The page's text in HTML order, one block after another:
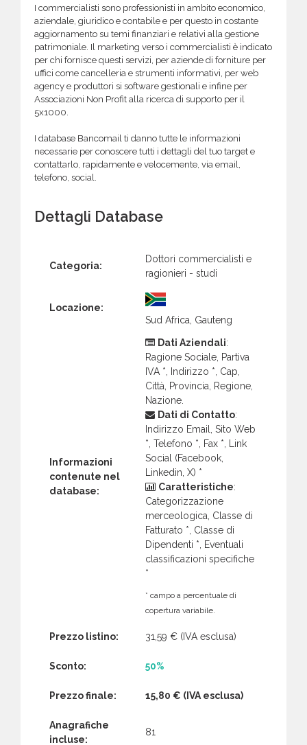
I commercialisti sono professionisti in ambito economico,
aziendale, giuridico e contabile e per questo in costante
aggiornamento su temi finanziari e relativi alla gestione
patrimoniale. Il marketing verso i commercialisti è indicato
per chi fornisce questi servizi, per aziende di forniture per
uffici come cancelleria e strumenti informativi, per web
agency e produttori si software gestionali e infine per
Associazioni Non Profit alla ricerca di supporto per il
5x1000.
I database Bancomail ti danno tutte le informazioni
necessarie per conoscere tutti i dettagli del tuo target e
contattarlo, rapidamente e velocemente, via email,
telefono, social.
Dettagli Database
Categoria:
Dottori commercialisti e
ragionieri - studi
Locazione:
Sud Africa, Gauteng
Informazioni
contenute nel
database:
Dati Aziendali:
Ragione Sociale, Partiva
IVA *, Indirizzo *, Cap,
Città, Provincia, Regione,
Nazione.
Dati di Contatto:
Indirizzo Email, Sito Web
*, Telefono *, Fax *, Link
Social (Facebook,
Linkedin, X) *
Caratteristiche:
Categorizzazione
merceologica, Classe di
Fatturato *, Classe di
Dipendenti *, Eventuali
classificazioni specifiche
*
* campo a percentuale di
copertura variabile.
Prezzo listino: 31,59 € (IVA esclusa)
Sconto: 50%
Prezzo finale: 15,80 € (IVA esclusa)
Anagrafiche
incluse:
81